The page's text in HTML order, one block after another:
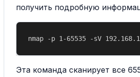
получить подробную
Эта команда сканирует все